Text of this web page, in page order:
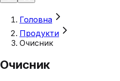
Головна
Продукти
Очисник
Очисник